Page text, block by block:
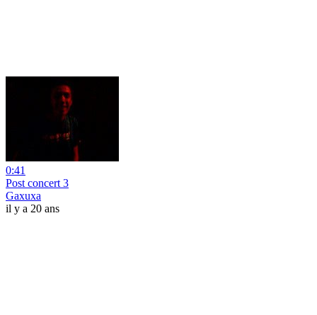
0:41
Post concert 3
Gaxuxa
il y a 20 ans